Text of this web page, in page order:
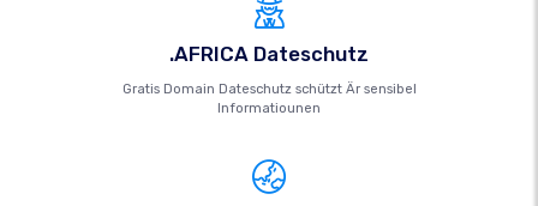
.AFRICA Dateschutz
Gratis Domain Dateschutz schützt Är sensibel
Informatiounen